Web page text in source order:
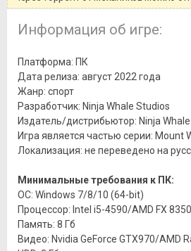
Информация об игре:
Платформа: ПК
Дата релиза: август 2022 года
Жанр: спорт
Разработчик: Ninja Whale Studios
Издатель/дистрибьютор: Ninja
Игра является частью серии: Mount
Локализация: не переведено на
Минимальные требования к ПК:
ОС: Windows 7/8/10 (64-bit)
Процессор: Intel i5-4590/AMD FX 8350
Память: 8 Гб
Видео: Nvidia GeForce GTX970/AMD